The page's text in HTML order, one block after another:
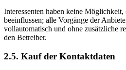
Interessenten haben keine
beeinflussen; alle Vorgänge der
vollautomatisch und ohne zusätzliche
den Betreiber.
2.5. Kauf der Kontaktdaten